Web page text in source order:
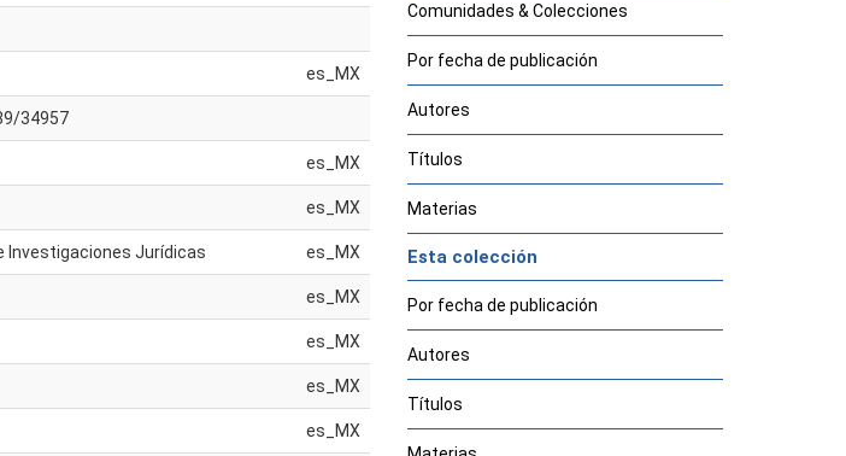
es_MX
34957
es_MX
es_MX
Investigaciones Jurídicas es_MX
es_MX
es_MX
es_MX
es_MX
Comunidades & Colecciones
Por fecha de publicación
Autores
Títulos
Materias
Esta colección
Por fecha de publicación
Autores
Títulos